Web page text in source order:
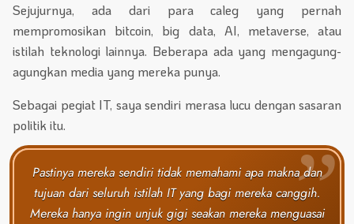
Sejujurnya, ada dari para caleg yang pernah
mempromosikan bitcoin, big data, AI, metaverse, atau
istilah teknologi lainnya. Beberapa ada yang mengagung-
agungkan media yang mereka punya.
Sebagai pegiat IT, saya sendiri merasa lucu dengan sasaran
politik itu.
Pastinya mereka sendiri tidak memahami apa makna dan
tujuan dari seluruh istilah IT yang bagi mereka canggih.
Mereka hanya ingin unjuk gigi seakan mereka menguasai